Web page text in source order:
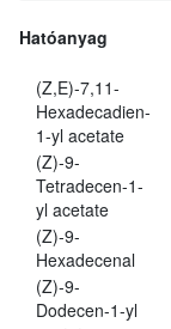
Hatóanyag
(Z,E)-7,11-
Hexadecadien-
1-yl acetate
(Z)-9-
Tetradecen-1-
yl acetate
(Z)-9-
Hexadecenal
(Z)-9-
Dodecen-1-yl